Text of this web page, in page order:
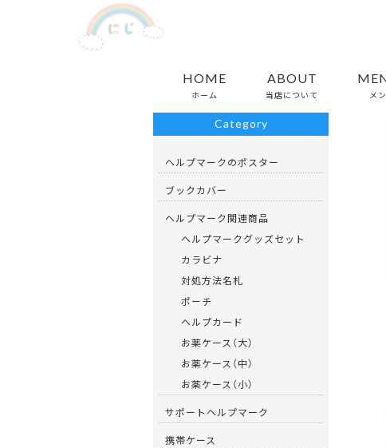
HOME
ホーム
ABOUT
当店について メ
ホーム>ITEMS マクラメ編み
Category
ヘルプマークのポスター
ブックカバー
ヘルプマーク関連商品
ヘルプマークグッズセット
カラビナ
対処方法名札
ポーチ
ヘルプカード
お薬ケース（大）
お薬ケース（中）
お薬ケース（小）
サポートヘルプマーク
携帯ケース